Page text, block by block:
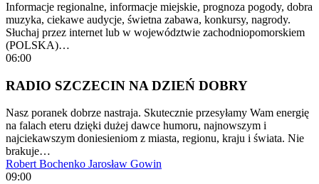
Informacje regionalne, informacje miejskie, prognoza pogody, dobra
muzyka, ciekawe audycje, świetna zabawa, konkursy, nagrody.
Słuchaj przez internet lub w województwie zachodniopomorskiem
(POLSKA)…
06:00
RADIO SZCZECIN NA DZIEŃ DOBRY
Nasz poranek dobrze nastraja. Skutecznie przesyłamy Wam energię
na falach eteru dzięki dużej dawce humoru, najnowszym i
najciekawszym doniesieniom z miasta, regionu, kraju i świata. Nie
brakuje…
Robert Bochenko Jarosław Gowin
09:00